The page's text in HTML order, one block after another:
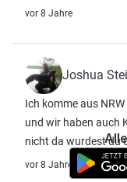
vor 8 Jahre
Joshua
Ich komme aus
und wir haben auch
nicht da wurdest du
vor 8 Jahre